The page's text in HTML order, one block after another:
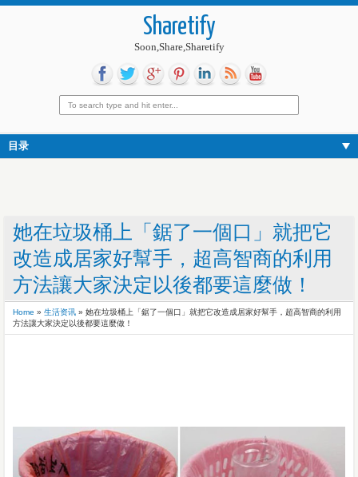
Sharetify
Soon,Share,Sharetify
目录
她在垃圾桶上「鋸了一個口」就把它
改造成居家好幫手，超高智商的利用
方法讓大家決定以後都要這麼做！
Home » 生活资讯 » 她在垃圾桶上「鋸了一個口」就把它改造成居家好幫手，超高智商的利用
方法讓大家決定以後都要這麼做！